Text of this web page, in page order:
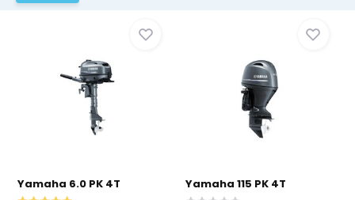
Yamaha 6.0 PK 4T Yamaha 115 PK 4T